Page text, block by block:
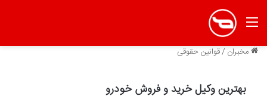
منو
مخبران /قوانین حقوقی
بهترین وکیل خرید و فروش خودرو